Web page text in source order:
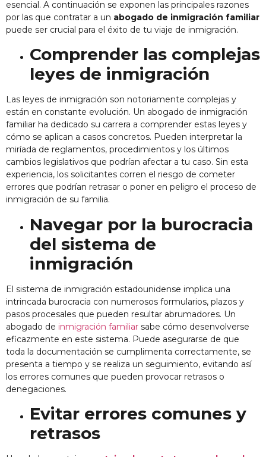
esencial. A continuación se exponen las principales razones
por las que contratar a un abogado de inmigración familiar
puede ser crucial para el éxito de tu viaje de inmigración.
Comprender las complejas
leyes de inmigración
Las leyes de inmigración son notoriamente complejas y
están en constante evolución. Un abogado de inmigración
familiar ha dedicado su carrera a comprender estas leyes y
cómo se aplican a casos concretos. Pueden interpretar la
miríada de reglamentos, procedimientos y los últimos
cambios legislativos que podrían afectar a tu caso. Sin esta
experiencia, los solicitantes corren el riesgo de cometer
errores que podrían retrasar o poner en peligro el proceso de
inmigración de su familia.
Navegar por la burocracia
del sistema de
inmigración
El sistema de inmigración estadounidense implica una
intrincada burocracia con numerosos formularios, plazos y
pasos procesales que pueden resultar abrumadores. Un
abogado de inmigración familiar sabe cómo desenvolverse
eficazmente en este sistema. Puede asegurarse de que
toda la documentación se cumplimenta correctamente, se
presenta a tiempo y se realiza un seguimiento, evitando así
los errores comunes que pueden provocar retrasos o
denegaciones.
Evitar errores comunes y
retrasos